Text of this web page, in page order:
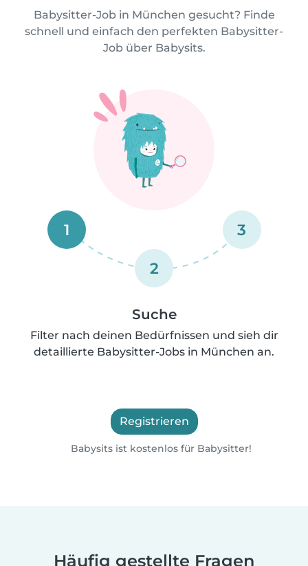
Babysitter-Job in München gesucht? Finde
schnell und einfach den perfekten Babysitter-
Job über Babysits.
1
2
3
Suche
Filter nach deinen Bedürfnissen und sieh dir
detaillierte Babysitter-Jobs in München an.
Registrieren
Babysits ist kostenlos für Babysitter!
Häufig gestellte Fragen